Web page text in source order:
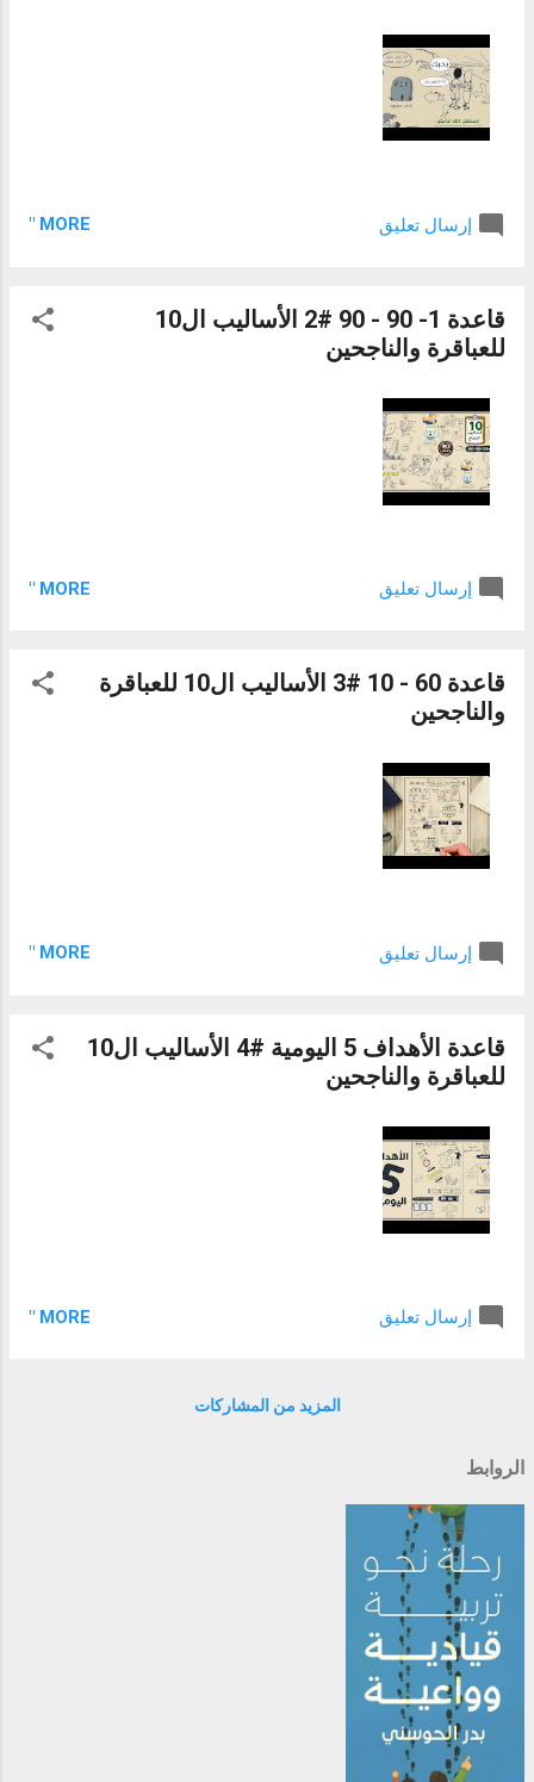
إرسال تعليق MORE "
قاعدة 1- 90 - 90 #2 الأساليب ال10
للعباقرة والناجحين
إرسال تعليق MORE "
قاعدة 60 - 10 #3 الأساليب ال10 للعباقرة
والناجحين
إرسال تعليق MORE "
قاعدة الأهداف 5 اليومية #4 الأساليب ال10
للعباقرة والناجحين
إرسال تعليق MORE "
المزيد من المشاركات
الروابط